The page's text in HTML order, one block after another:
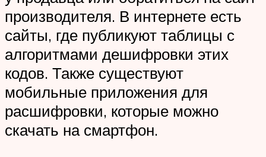
производителя. В интернете есть
сайты, где публикуют таблицы с
алгоритмами дешифровки этих
кодов. Также существуют
мобильные приложения для
расшифровки, которые можно
скачать на смартфон.